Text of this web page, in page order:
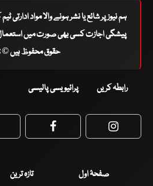
ہم نیوز پر شائع یا نشر ہونے والا مواد
پیشگی اجازت کسی بھی صورت میں استعمال
حقوق محفوظ ہیں © 2026
رابطہ کریں پرائیویسی پالیسی
Facebook
صفحۂ اول تازہ ترین